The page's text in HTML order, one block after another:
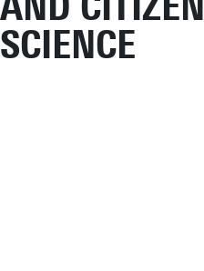
SCIENCE